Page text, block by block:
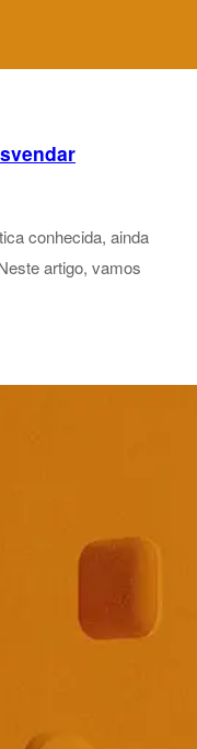
conhecida, ainda
artigo, vamos